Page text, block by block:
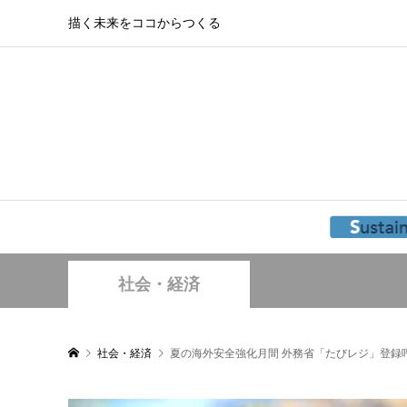
描く未来をココからつくる
社会・経済
社会・経済 夏の海外安全強化月間 外務省「たびレジ」登録